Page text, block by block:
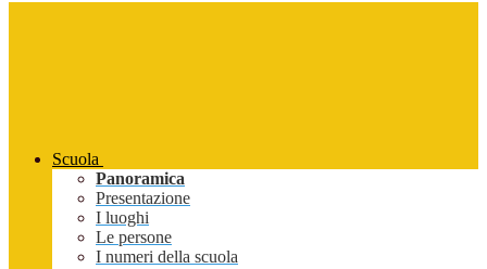
Scuola
Panoramica
Presentazione
I luoghi
Le persone
I numeri della scuola